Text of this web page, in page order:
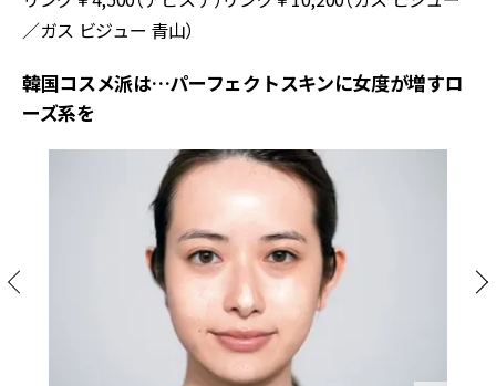
／ガス ビジュー 青山）
韓国コスメ派は…パーフェクトスキンに女度が増すロ
ーズ系を